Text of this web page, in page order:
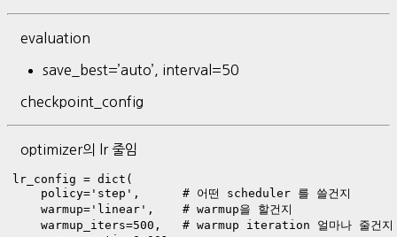
evaluation
save_best=’auto’, interval=50
checkpoint_config
optimizer의 lr 줄임
lr_config = dict(
    policy='step',      # 어떤 scheduler 를 쓸건지
    warmup='linear',    # warmup을 할건지
    warmup_iters=500,   # warmup iteration 얼마나 줄건지